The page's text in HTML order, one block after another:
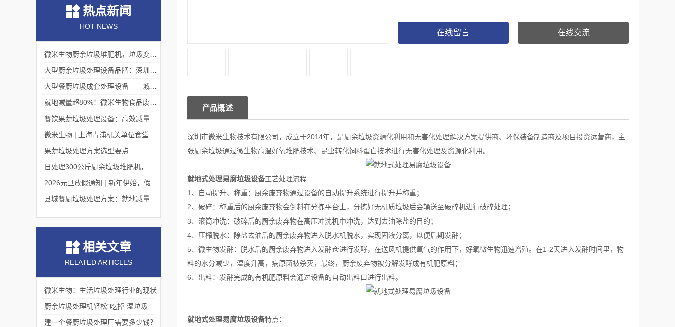
在线留言 在线交流
产品概述
深圳市微米生物技术有限公司，成立于2014年，是厨余垃圾资源化利用和无害化处理解决方案提供商、环保装备制造商及项目投资运营商，主
张厨余垃圾通过微生物高温好氧堆肥技术、昆虫转化饲料蛋白技术进行无害化处理及资源化利用。
就地式处理易腐垃圾设备工艺处理流程
1、自动提升、称重：厨余废弃物通过设备的自动提升系统进行提升并称重；
2、破碎：称重后的厨余废弃物会倒料在分拣平台上，分拣好无机质垃圾后会输送至破碎机进行破碎处理；
3、滚筒冲洗：破碎后的厨余废弃物在高压冲洗机中冲洗，达到去油除盐的目的；
4、压榨脱水：除盐去油后的厨余废弃物进入脱水机脱水，实现固液分离，以便后期发酵；
5、微生物发酵：脱水后的厨余废弃物进入发酵仓进行发酵，在送风机提供氧气的作用下，好氧微生物迅速增殖。在1-2天进入发酵时间里，物
料的水分减少，温度升高，病原菌被杀灭，最终，厨余废弃物被分解发酵成有机肥原料；
6、出料：发酵完成的有机肥原料会通过设备的自动出料口进行出料。
就地式处理易腐垃圾设备特点：
热点新闻
HOT NEWS
果蔬垃圾处理方案选型要点
相关文章
RELATED ARTICLES
微米生物：生活垃圾处理行业的现状
厨余垃圾处理机轻松“吃掉”湿垃圾
建一个餐厨垃圾处理厂需要多少钱？